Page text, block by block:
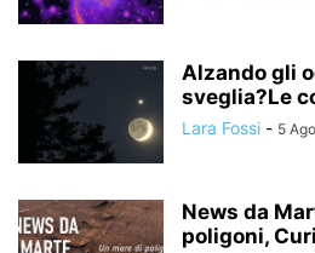
Alzando gli
sveglia?Le
Lara Fossi - 5
News da
poligoni,